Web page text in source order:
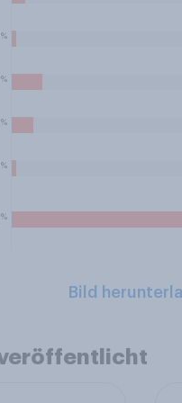
%
%
%
%
%
Bild
veröffentlicht